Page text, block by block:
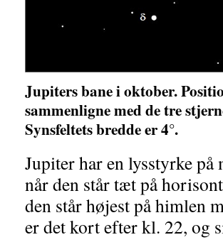
Jupiters bane i oktober.
sammenligne med de tre
Synsfeltets bredde er 4°.
Jupiter har en lysstyrke på
når den står tæt på
den står højest på himlen
er det kort efter kl. 22, og